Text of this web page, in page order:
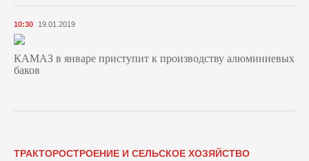
10:30 19.01.2019
КАМАЗ в январе приступит к производству алюминиевых
баков
ТРАКТОРОСТРОЕНИЕ И СЕЛЬСКОЕ ХОЗЯЙСТВО